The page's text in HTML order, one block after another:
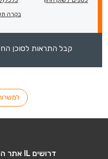
בקרה
קבל התראות לסוכן
דרושים IL אתר הדרושים של ישראל